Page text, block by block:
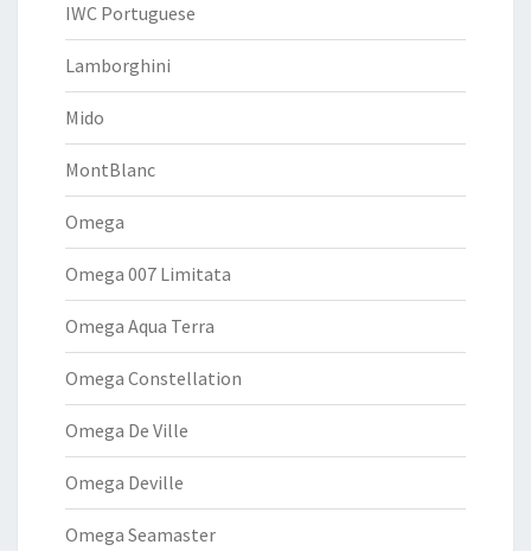
IWC Portuguese
Lamborghini
Mido
MontBlanc
Omega
Omega 007 Limitata
Omega Aqua Terra
Omega Constellation
Omega De Ville
Omega Deville
Omega Seamaster